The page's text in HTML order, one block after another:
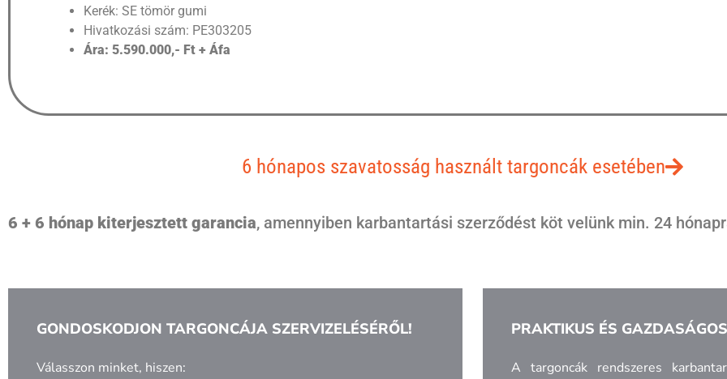
Kerék: SE tömör gumi
Hivatkozási szám: PE303205
Ára: 5.590.000,- Ft + Áfa
6 hónapos szavatosság használt targoncák esetében
6 + 6 hónap kiterjesztett garancia, amennyiben karbantartási szerződést köt velünk min. 24
GONDOSKODJON TARGONCÁJA SZERVIZELÉSÉRŐL!
Válasszon minket, hiszen:
PRAKTIKUS ÉS
A targoncák rendszeres